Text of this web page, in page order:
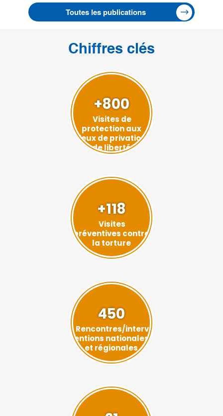
Toutes les publications
Chiffres clés
+800
Visites de
protection aux
lieux de privation
de liberté
+118
Visites
préventives contre
la torture
450
Rencontres/interv
entions nationales
et régionales